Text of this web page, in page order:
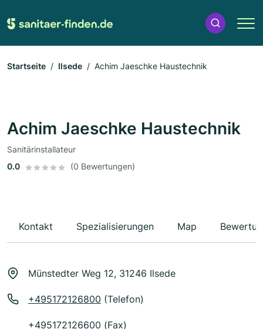
Startseite Ilsede Achim Jaeschke Haustechnik
Achim Jaeschke Haustechnik
Sanitärinstallateur
0.0
(0 Bewertungen)
Kontakt Spezialisierungen Map
Münstedter Weg 12, 31246 Ilsede
+495172126800 (Telefon)
+495172126600 (Fax)